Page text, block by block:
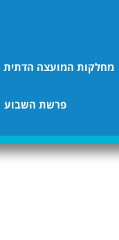
מחלקות המועצה הדתית
פרשת השבוע